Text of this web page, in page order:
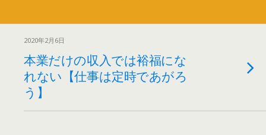
2020年2月6日
本業だけの収入では裕福にな
れない【仕事は定時であがろ
う】